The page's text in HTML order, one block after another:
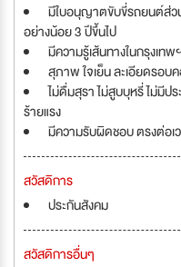
มีใบอนุญาตขับขี่รถยนต์ส่
อย่างน้อย 3 ปีขึ้นไป
มีความรู้เส้นทางในกรุงเท
สุภาพ ใจเย็น ละเอียดรอ
ไม่ดื่มสุรา ไม่สูบบุหรี่ ไม่มีป
ร้ายแรง
มีความรับผิดชอบ ตรงต่อเ
สวัสดิการ
ประกันสังคม
สวัสดิการอื่นๆ